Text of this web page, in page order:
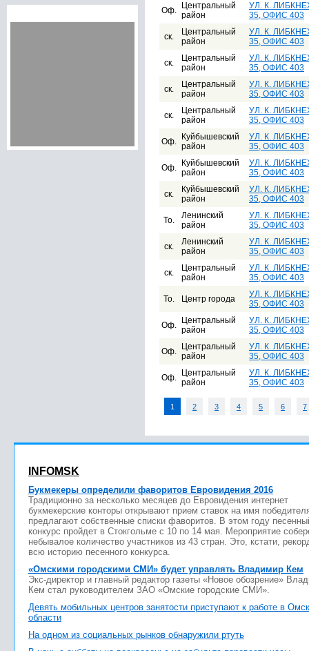
Оф.
Центральный
район
УЛ. К.
35, ОФИС 403
ск.
Центральный
район
УЛ. К.
35, ОФИС 403
ск.
Центральный
район
УЛ. К.
35, ОФИС 403
ск.
Центральный
район
УЛ. К.
35, ОФИС 403
ск.
Центральный
район
УЛ. К.
35, ОФИС 403
Оф.
Куйбышевский
район
УЛ. К.
35, ОФИС 403
Оф.
Куйбышевский
район
УЛ. К.
35, ОФИС 403
ск.
Куйбышевский
район
УЛ. К.
35, ОФИС 403
То.
Ленинский
район
УЛ. К.
35, ОФИС 403
ск.
Ленинский
район
УЛ. К.
35, ОФИС 403
ск.
Центральный
район
УЛ. К.
35, ОФИС 403
То. Центр города
УЛ. К.
35, ОФИС 403
Оф.
Центральный
район
УЛ. К.
35, ОФИС 403
Оф.
Центральный
район
УЛ. К.
35, ОФИС 403
Оф.
Центральный
район
УЛ. К.
35, ОФИС 403
1 2 3 4 5 6 7
INFOMSK
Букмекеры определили фаворитов Евровидения 2016
Традиционно за несколько месяцев до Евровидения интернет
букмекерские конторы открывают прием ставок на имя
предлагают собственные списки фаворитов. В этом году
конкурс пройдет в Стокгольме с 10 по 14 мая. Мероприятие
небывалое количество участников из 43 стран. Это, кстати,
всю историю песенного конкурса.
«Омскими городскими СМИ» будет управлять Владимир Кем
Экс-директор и главный редактор газеты «Новое обозрение»
Кем стал руководителем ЗАО «Омские городские СМИ».
Девять мобильных центров занятости приступают к работе в
области
На одном из социальных рынков обнаружили ртуть